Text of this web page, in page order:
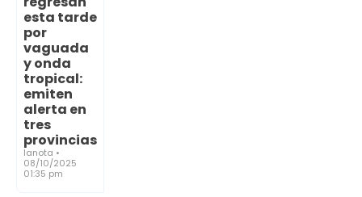
esta tarde
por
vaguada
y onda
tropical:
emiten
alerta en
tres
provincias
lanota •
08/10/2025
01:35 pm